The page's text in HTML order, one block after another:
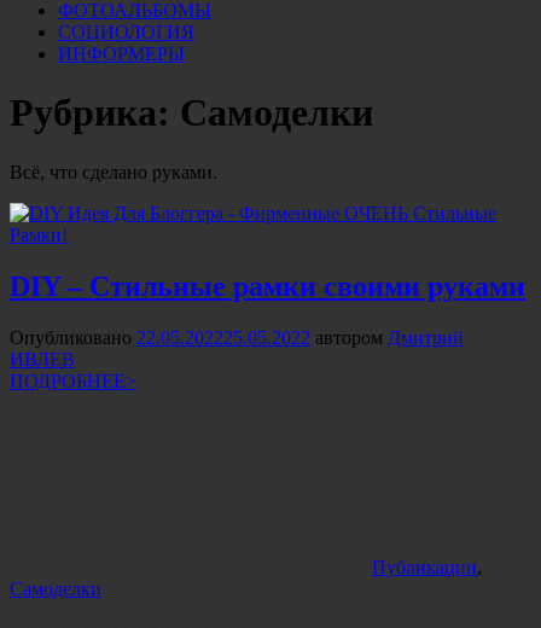
ФОТОАЛЬБОМЫ
СОЦИОЛОГИЯ
ИНФОРМЕРЫ
Рубрика: Самоделки
Всё, что сделано руками.
DIY – Стильные рамки своими руками
Опубликовано 22.05.202225.05.2022 автором Дмитрий
ИВЛЕВ
ПОДРОБНЕЕ>
Публикации,
Самоделки